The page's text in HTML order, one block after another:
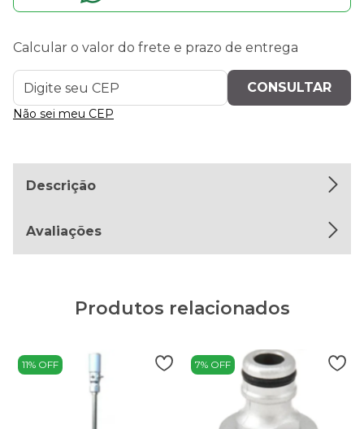
Calcular o valor do frete e prazo de entrega
Não sei meu CEP
Descrição
Avaliações
Produtos relacionados
11% OFF 7% OFF